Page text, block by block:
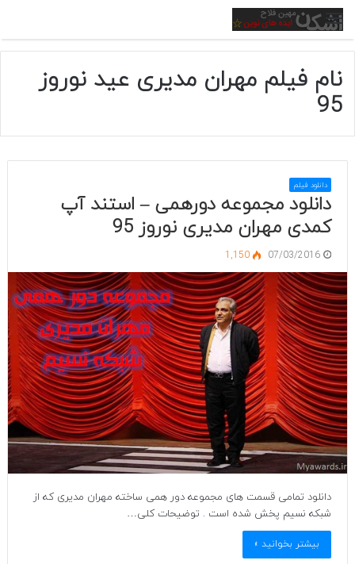
منو
نام فیلم مهران مدیری عید نوروز
95
دانلود فیلم
دانلود مجموعه دورهمی – استند آپ
کمدی مهران مدیری نوروز 95
07/03/2016
1,150
دانلود تمامی قسمت های مجموعه دور همی ساخته مهران مدیری که از
شبکه نسیم پخش شده است . توضیحات کلی…
بیشتر بخوانید »